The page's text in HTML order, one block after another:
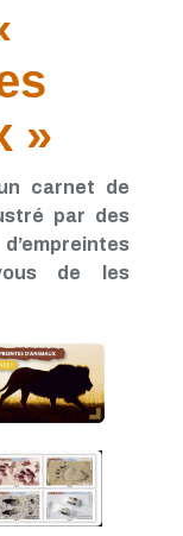
»
carnet de
par des
de les